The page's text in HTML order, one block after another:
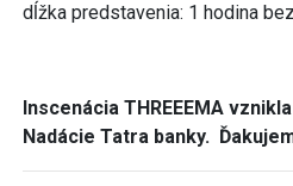
dĺžka predstavenia: 1 hodina
Inscenácia THREEEMA
Nadácie Tatra banky.